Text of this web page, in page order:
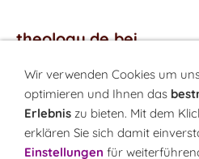
theology.de bei
...Facebook
...Twitter
Monatsrätsel
Wir verwenden Cookies um
optimieren und Ihnen das
Erlebnis zu bieten. Mit dem
erklären Sie sich damit
Einstellungen für